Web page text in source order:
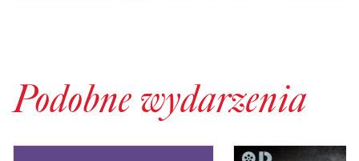
Podobne wydarzenia